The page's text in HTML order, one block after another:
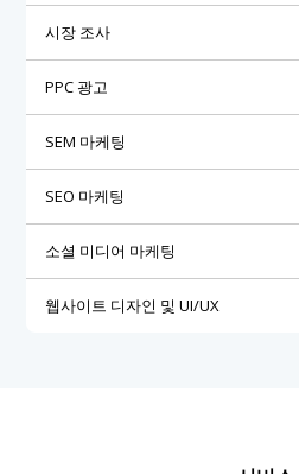
시장 조사
PPC 광고
SEM 마케팅
SEO 마케팅
소셜 미디어 마케팅
웹사이트 디자인 및 UI/UX